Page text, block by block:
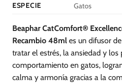
ESPECIE
Gatos
Beaphar CatComfort®
Recambio 48ml es un difusor
tratar el estrés, la ansiedad y
comportamiento en gatos,
calma y armonía gracias a la